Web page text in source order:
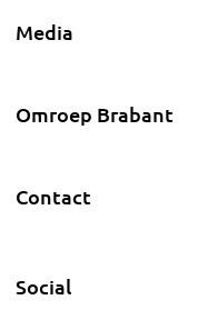
Media
Omroep Brabant
Contact
Social